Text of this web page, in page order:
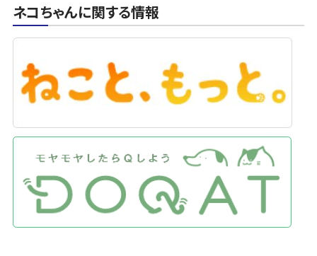
ネコちゃんに関する情報